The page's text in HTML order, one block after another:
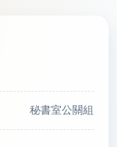
秘書室公關組